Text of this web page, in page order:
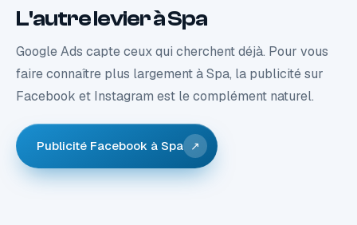
L'autre levier à Spa
Google Ads capte ceux qui cherchent déjà. Pour vous
faire connaître plus largement à Spa, la publicité sur
Facebook et Instagram est le complément naturel.
Publicité Facebook à Spa ↗